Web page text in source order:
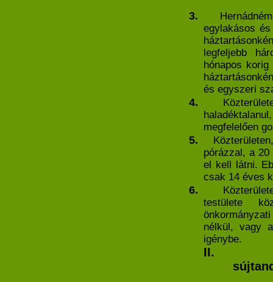
3.
egylakásos
legfeljebb
hónapos
és egyszeri
4.
megfelelően
5.
pórázzal, a 20
el kell látni.
csak 14 éves
6.
testülete
nélkül, vagy
igénybe.
II.